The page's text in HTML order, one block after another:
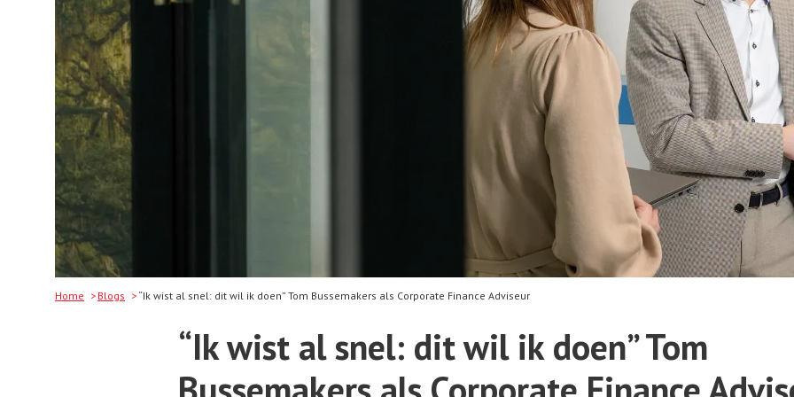
Home Blogs “Ik wist al snel: dit wil ik doen” Tom Bussemakers als Corporate Finance Adviseur
“Ik wist al snel: dit wil ik doen” Tom